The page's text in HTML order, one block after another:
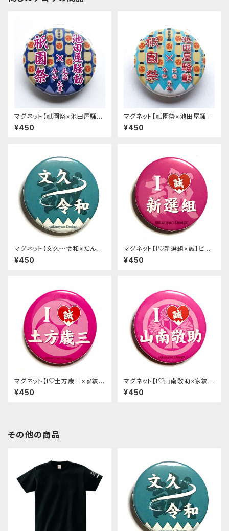
マグネット【祇園祭×池田屋騒
動】紺色《令和元年祇園祭限定》
¥450
マグネット【祇園祭×池田屋騒
動】水色《令和元年祇園祭限定》
¥450
マグネット【文久〜令和×だんだ
ら】浅葱色
¥450
マグネット【I♡新選組×誠】ビビ
ットピンク
¥450
マグネット【I♡土方歳三×家紋】
ビビットピンク
¥450
マグネット【I♡山南敬助×家紋】
ビビットピンク
¥450
その他の商品